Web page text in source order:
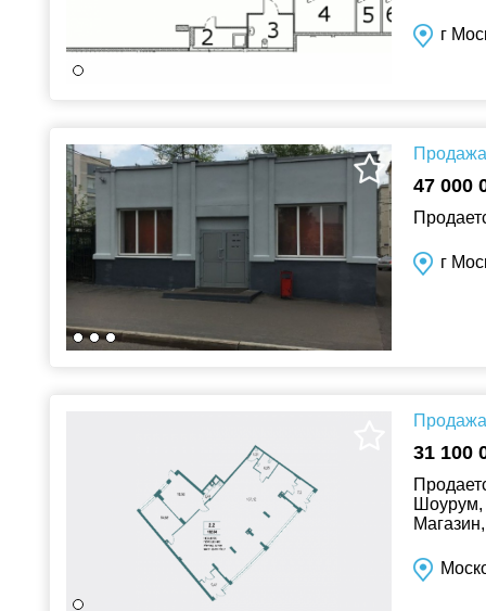
г
47 000
г
31 100
Шоурум,